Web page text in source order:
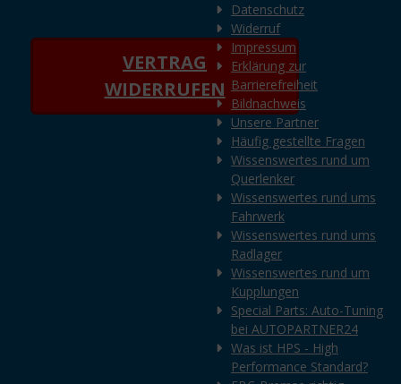
VERTRAG
WIDERRUFEN
Datenschutz
Widerruf
Impressum
Erklärung zur
Barrierefreiheit
Bildnachweis
Unsere Partner
Häufig gestellte Fragen
Wissenswertes rund um
Querlenker
Wissenswertes rund ums
Fahrwerk
Wissenswertes rund ums
Radlager
Wissenswertes rund um
Kupplungen
Special Parts: Auto-Tuning
bei AUTOPARTNER24
Was ist HPS - High
Performance Standard?